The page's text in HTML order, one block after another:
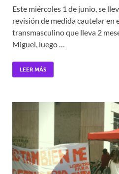
Este miércoles 1 de junio, se
revisión de medida cautelar en
transmasculino que lleva 2
Miguel, luego …
LEER MÁS